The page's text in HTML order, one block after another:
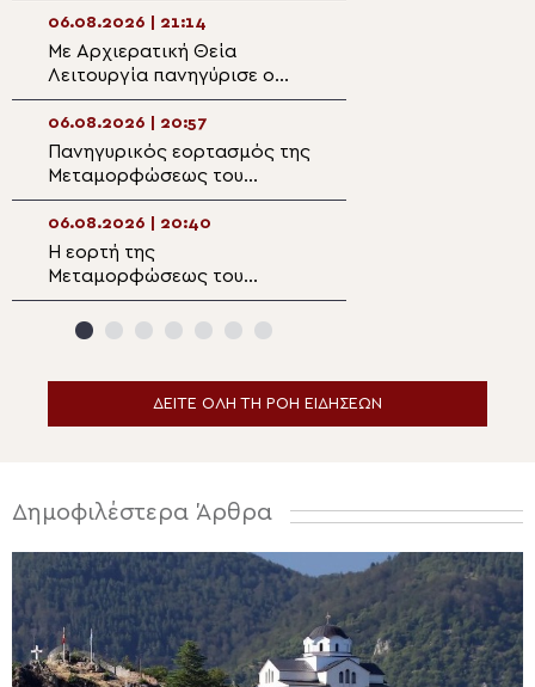
Μαρωνείας
06.08.2026 | 21:14
Με Αρχιερατική Θεία
Λειτουργία πανηγύρισε ο
Ενοριακός Ναός
Μεταμορφώσεως του
Σωτήρος Μαλλών
Ιεράπετρας
06.08.2026 | 20:57
Πανηγυρικός εορτασμός της
Μεταμορφώσεως του
Σωτήρος στην
Αλεξανδρούπολη
06.08.2026 | 20:40
Η εορτή της
Μεταμορφώσεως του
Σωτήρος στα Λευκάκια
Ναυπλίου
ΔΕΙΤΕ ΟΛΗ ΤΗ ΡΟΗ ΕΙΔΗΣΕΩΝ
Δημοφιλέστερα Άρθρα